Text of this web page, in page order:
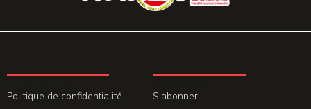
Politique de confidentialité
S'abonner